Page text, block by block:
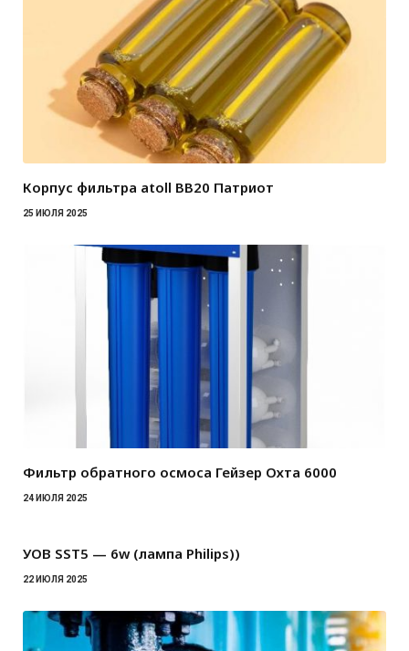
Корпус фильтра atoll BB20 Патриот
25 ИЮЛЯ 2025
Фильтр обратного осмоса Гейзер Охта 6000
24 ИЮЛЯ 2025
УОВ SST5 — 6w (лампа Philips))
22 ИЮЛЯ 2025